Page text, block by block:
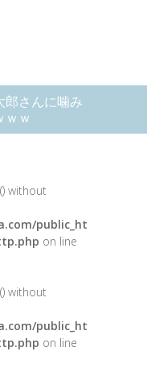
郎さんに噛み
ｗｗ
without
public_ht
on line
without
public_ht
on line